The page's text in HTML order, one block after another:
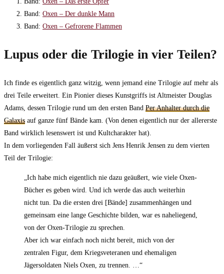
Band: Oxen – Der dunkle Mann
Band: Oxen – Gefrorene Flammen
Lupus oder die Trilogie in vier Teilen?
Ich finde es eigentlich ganz witzig, wenn jemand eine Trilogie auf mehr als
drei Teile erweitert. Ein Pionier dieses Kunstgriffs ist Altmeister Douglas
Adams, dessen Trilogie rund um den ersten Band Per Anhalter durch die
Galaxis auf ganze fünf Bände kam. (Von denen eigentlich nur der allererste
Band wirklich lesenswert ist und Kultcharakter hat).
In dem vorliegenden Fall äußerst sich Jens Henrik Jensen zu dem vierten
Teil der Trilogie:
„Ich habe mich eigentlich nie dazu geäußert, wie viele Oxen-
Bücher es geben wird. Und ich werde das auch weiterhin
nicht tun. Da die ersten drei [Bände] zusammenhängen und
gemeinsam eine lange Geschichte bilden, war es naheliegend,
von der Oxen-Trilogie zu sprechen.
Aber ich war einfach noch nicht bereit, mich von der
zentralen Figur, dem Kriegsveteranen und ehemaligen
Jägersoldaten Niels Oxen, zu trennen. …“